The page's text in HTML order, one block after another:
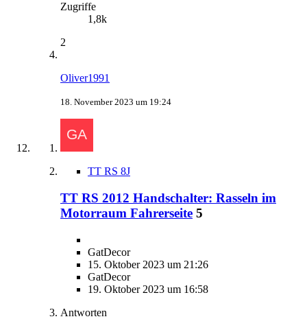
Zugriffe
1,8k
2
Oliver1991
18. November 2023 um 19:24
TT RS 8J
TT RS 2012 Handschalter: Rasseln im
Motorraum Fahrerseite 5
GatDecor
15. Oktober 2023 um 21:26
GatDecor
19. Oktober 2023 um 16:58
Antworten